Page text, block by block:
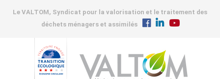
Le VALTOM, Syndicat pour la valorisation et le traitement des
déchets ménagers et assimilés